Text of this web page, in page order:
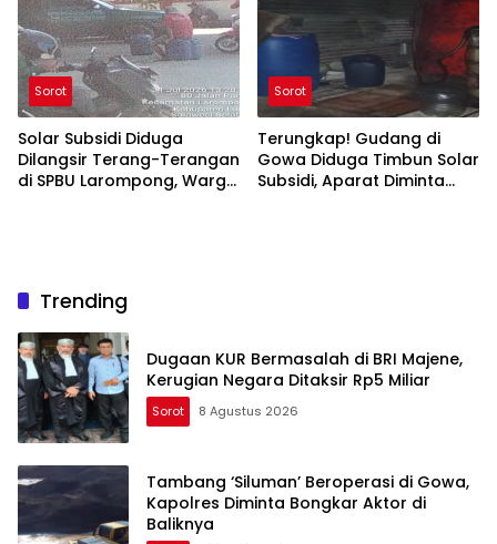
Sorot
Solar Subsidi Diduga
Dilangsir Terang-Terangan
di SPBU Larompong, Warga
Sorot
Terungkap! Gudang di
Gowa Diduga Timbun Solar
Subsidi, Aparat Diminta
Trending
Dugaan KUR Bermasalah di BRI Majene,
Kerugian Negara Ditaksir Rp5 Miliar
Sorot 8 Agustus 2026
Tambang ‘Siluman’ Beroperasi di Gowa,
Kapolres Diminta Bongkar Aktor di
Baliknya